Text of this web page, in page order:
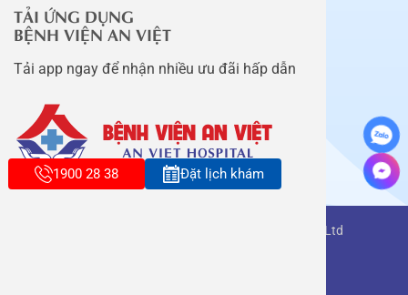
TẢI ỨNG DỤNG
BỆNH VIỆN AN VIỆT
Tải app ngay để nhận nhiều ưu đãi hấp dẫn
Copyright belongs to An Viet Thang Long Co., Ltd
1900 28 38 Đặt lịch khám